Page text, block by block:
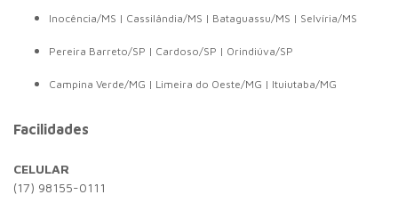
Inocência/MS | Cassilândia/MS | Bataguassu/MS | Selvíria/MS
Pereira Barreto/SP | Cardoso/SP | Orindiúva/SP
Campina Verde/MG | Limeira do Oeste/MG | Ituiutaba/MG
Facilidades
CELULAR
(17) 98155-0111